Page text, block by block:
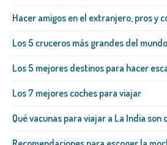
Hacer amigos en el extranjero, pros y
Los 5 cruceros más grandes del mundo
Los 5 mejores destinos para hacer
Los 7 mejores coches para viajar
Qué vacunas para viajar a La India son